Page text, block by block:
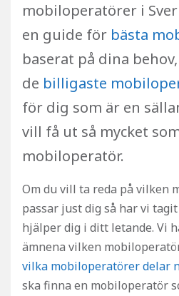
mobiloperatörer i
en guide för bästa
baserat på dina
de billigaste
för dig som är en
vill få ut så mycket
mobiloperatör.
Om du vill ta reda på vilken
passar just dig så har vi
hjälper dig i ditt letande. Vi
ämnena vilken
vilka mobiloperatörer delar
ska finna en mobiloperatör